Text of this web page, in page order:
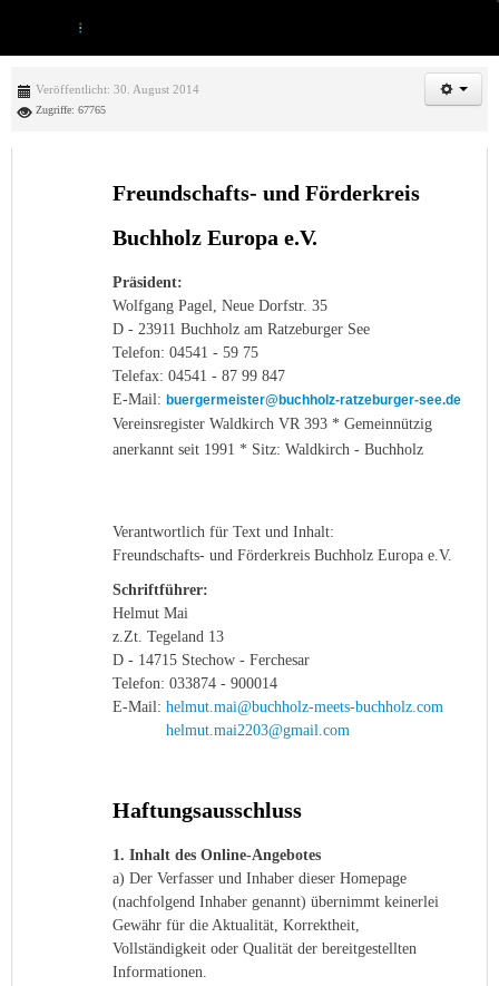
Veröffentlicht: 30. August 2014
Zugriffe: 67765
Freundschafts- und Förderkreis
Buchholz Europa e.V.
Präsident:
Wolfgang Pagel, Neue Dorfstr. 35
D - 23911 Buchholz am Ratzeburger See
Telefon: 04541 - 59 75
Telefax: 04541 - 87 99 847
E-Mail: buergermeister@buchholz-ratzeburger-see.de
Vereinsregister Waldkirch VR 393 * Gemeinnützig
anerkannt seit 1991 * Sitz: Waldkirch - Buchholz
Verantwortlich für Text und Inhalt:
Freundschafts- und Förderkreis Buchholz Europa e.V.
Schriftführer:
Helmut Mai
z.Zt. Tegeland 13
D - 14715 Stechow - Ferchesar
Telefon: 033874 - 900014
E-Mail: helmut.mai@buchholz-meets-buchholz.com
helmut.mai2203@gmail.com
Haftungsausschluss
1. Inhalt des Online-Angebotes
a) Der Verfasser und Inhaber dieser Homepage
(nachfolgend Inhaber genannt) übernimmt keinerlei
Gewähr für die Aktualität, Korrektheit,
Vollständigkeit oder Qualität der bereitgestellten
Informationen.